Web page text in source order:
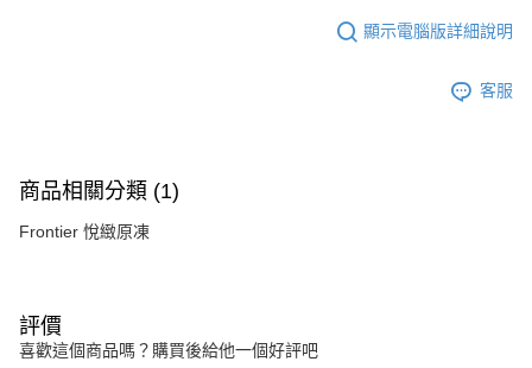
顯示電腦版詳細說明
客服
商品相關分類 (1)
Frontier 悅緻原凍
評價
喜歡這個商品嗎？購買後給他一個好評吧